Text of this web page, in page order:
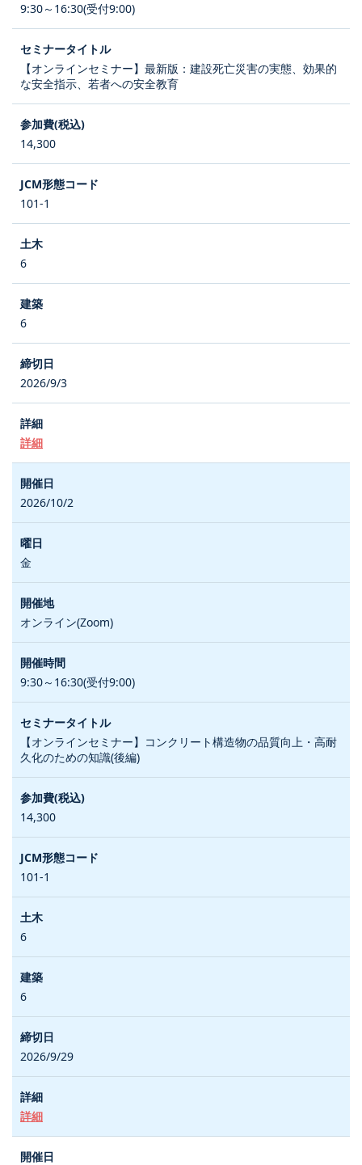
9:30～16:30(受付9:00)
【オンラインセミナー】最新版：建設死亡災害の実態、効果的
な安全指示、若者への安全教育
14,300
101-1
6
6
2026/9/3
詳細
2026/10/2
金
オンライン(Zoom)
9:30～16:30(受付9:00)
【オンラインセミナー】コンクリート構造物の品質向上・高耐
久化のための知識(後編)
14,300
101-1
6
6
2026/9/29
詳細